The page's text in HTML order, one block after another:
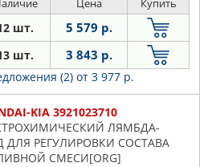
Цена Купить
шт. 5 579 р.
шт. 3 843 р.
(2) от 3 977 р.
KIA 3921023710
ЛЯМБДА-
ДЛЯ РЕГУЛИРОВКИ СОСТАВА
СМЕСИ[ORG]